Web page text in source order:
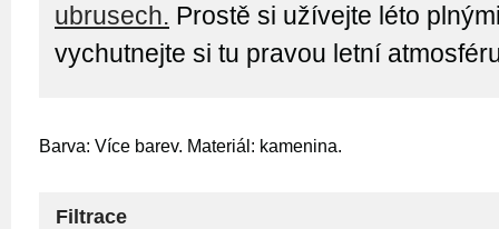
ubrusech. Prostě si užívejte léto
vychutnejte si tu pravou letní
Barva: Více barev. Materiál: kamenina.
Filtrace